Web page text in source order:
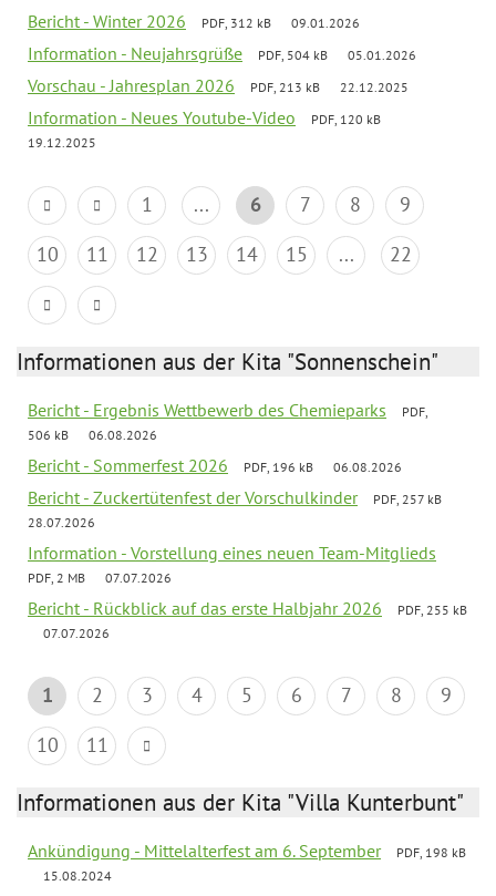
Bericht - Winter 2026 PDF, 312 kB 09.01.2026
Information - Neujahrsgrüße PDF, 504 kB 05.01.2026
Vorschau - Jahresplan 2026 PDF, 213 kB 22.12.2025
Information - Neues Youtube-Video
PDF, 120 kB
19.12.2025
1 ... 6 7 8
9
10
11 12 13 14 15 ... 22
Informationen aus der Kita "Sonnenschein"
Bericht - Ergebnis Wettbewerb des Chemieparks
PDF,
506 kB
06.08.2026
Bericht - Sommerfest 2026 PDF, 196 kB 06.08.2026
Bericht - Zuckertütenfest der Vorschulkinder
PDF, 257 kB
28.07.2026
Information - Vorstellung eines neuen Team-Mitglieds
PDF, 2 MB 07.07.2026
Bericht - Rückblick auf das erste Halbjahr 2026
PDF, 255 kB
07.07.2026
1 2 3 4 5 6 7 8
9
10
11
Informationen aus der Kita "Villa Kunterbunt"
Ankündigung - Mittelalterfest am 6. September
PDF, 198 kB
15.08.2024